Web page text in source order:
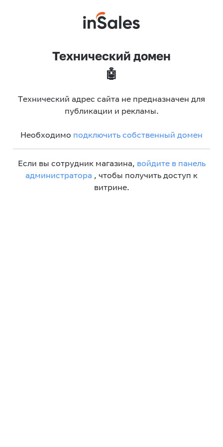
Технический домен
🤖
Технический адрес сайта не предназначен для
публикации и рекламы.
Необходимо подключить собственный домен
Если вы сотрудник магазина, войдите в панель
администратора , чтобы получить доступ к
витрине.